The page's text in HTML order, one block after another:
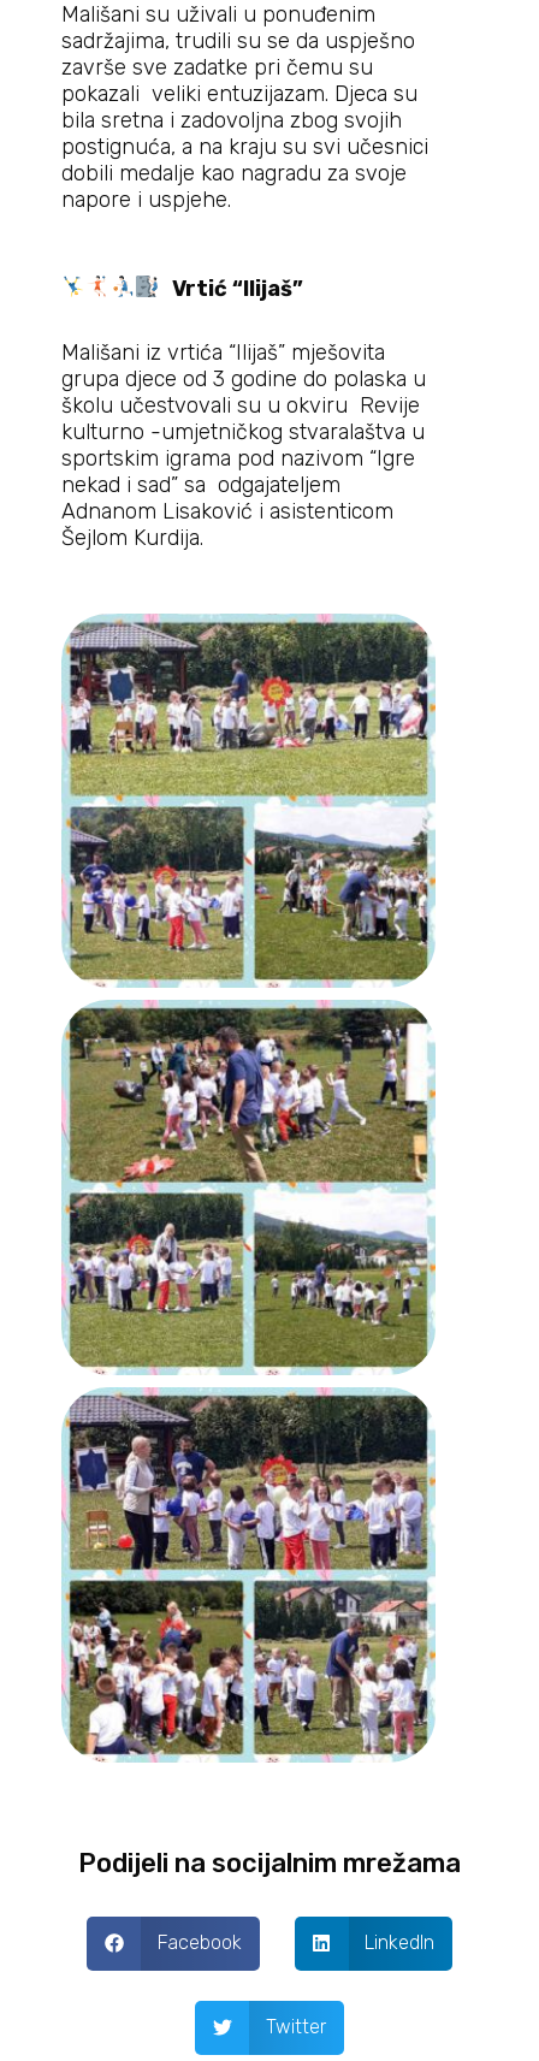
Mališani su uživali u ponuđenim
sadržajima, trudili su se da uspješno
završe sve zadatke pri čemu su
pokazali veliki entuzijazam. Djeca su
bila sretna i zadovoljna zbog svojih
postignuća, a na kraju su svi učesnici
dobili medalje kao nagradu za svoje
napore i uspjehe.
Vrtić “Ilijaš”
Mališani iz vrtića “Ilijaš” mješovita
grupa djece od 3 godine do polaska u
školu učestvovali su u okviru Revije
kulturno -umjetničkog stvaralaštva u
sportskim igrama pod nazivom “Igre
nekad i sad” sa odgajateljem
Adnanom Lisaković i asistenticom
Šejlom Kurdija.
Podijeli na socijalnim mrežama
Facebook LinkedIn
Twitter